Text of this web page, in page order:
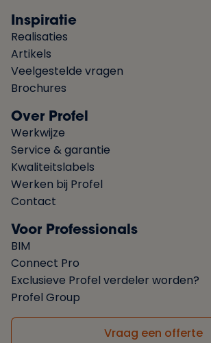
Inspiratie
Realisaties
Artikels
Veelgestelde vragen
Brochures
Over Profel
Werkwijze
Service & garantie
Kwaliteitslabels
Werken bij Profel
Contact
Voor Professionals
BIM
Connect Pro
Exclusieve Profel verdeler worden?
Profel Group
Vraag een offerte